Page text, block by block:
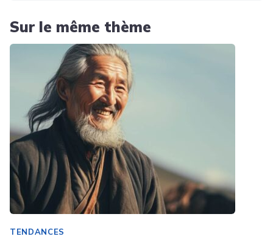
Sur le même thème
TENDANCES